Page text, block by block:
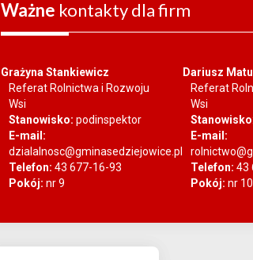
Ważne kontakty dla firm
Grażyna Stankiewicz
Referat Rolnictwa i Rozwoju
Wsi
Stanowisko: podinspektor
E-mail:
dzialalnosc@gminasedziejowice.pl
Telefon: 43 677-16-93
Pokój: nr 9
Dariusz
Referat
Wsi
Stanowisko:
E-mail:
Telefon: 43
Pokój: nr 10